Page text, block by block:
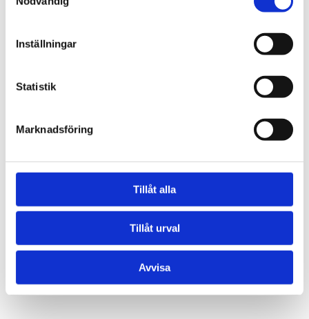
Inställningar
Statistik
Marknadsföring
Tillåt alla
Tillåt urval
Avvisa